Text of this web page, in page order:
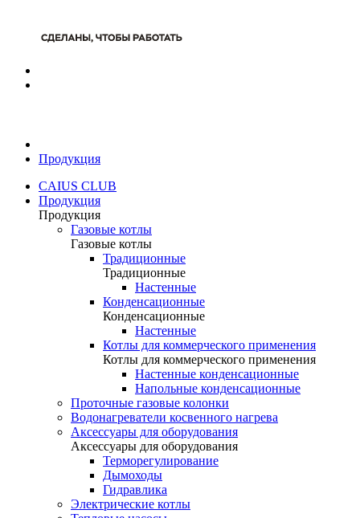
Продукция
CAIUS CLUB
Продукция
Продукция
Газовые котлы
Газовые котлы
Традиционные
Традиционные
Настенные
Конденсационные
Конденсационные
Настенные
Котлы для коммерческого применения
Котлы для коммерческого применения
Настенные конденсационные
Напольные конденсационные
Проточные газовые колонки
Водонагреватели косвенного нагрева
Аксессуары для оборудования
Аксессуары для оборудования
Терморегулирование
Дымоходы
Гидравлика
Электрические котлы